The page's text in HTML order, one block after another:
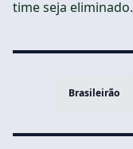
time seja eliminado.
Brasileirão